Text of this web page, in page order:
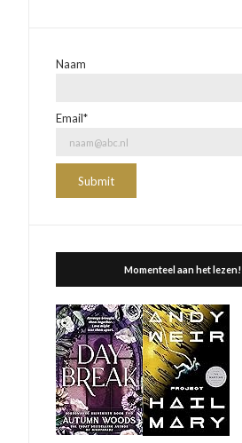
Naam
Email*
Momenteel aan het lezen!